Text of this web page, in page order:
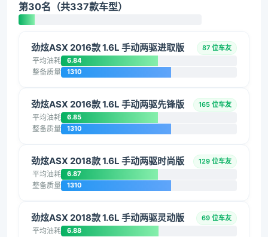
第30名（共337款车型）
劲炫ASX 2016款 1.6L 手动两驱进取版 87 位车友
平均油耗 6.84
整备质量 1310
劲炫ASX 2016款 1.6L 手动两驱先锋版 165 位车友
平均油耗 6.85
整备质量 1310
劲炫ASX 2018款 1.6L 手动两驱时尚版 129 位车友
平均油耗 6.87
整备质量 1310
劲炫ASX 2018款 1.6L 手动两驱灵动版 69 位车友
平均油耗 6.88